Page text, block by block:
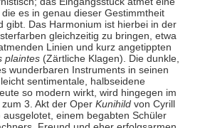
es in genau dieser Gestimmtheit
gibt. Das Harmonium ist hierbei in der
gleichzeitig zu bringen, etwa
Linien und kurz angetippten
plaintes(Zärtliche Klagen). Die dunkle,
wunderbaren Instruments in seinen
sentimentale, halbseidene
so modern wirkt, wird hingegen im
3. Akt der Oper Kunihildvon Cyrill
einem begabten Schüler